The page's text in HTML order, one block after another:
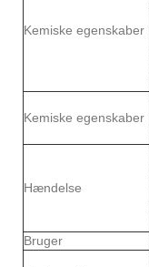
Kemiske egenskaber
Kemiske egenskaber
Hændelse
Bruger